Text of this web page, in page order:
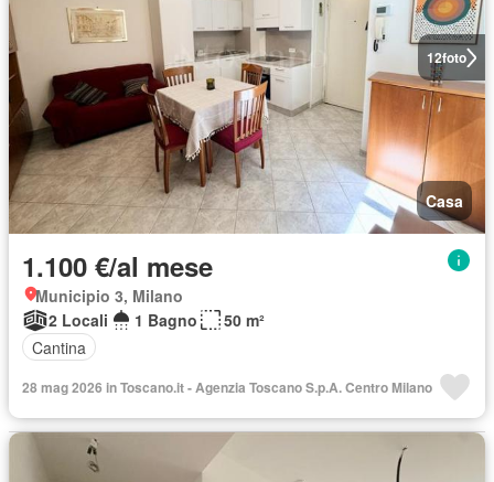
12foto
Casa
1.100 €/al mese
Municipio 3, Milano
2 Locali
1 Bagno
50 m²
Cantina
28 mag 2026 in Toscano.it - Agenzia Toscano S.p.A. Centro Milano